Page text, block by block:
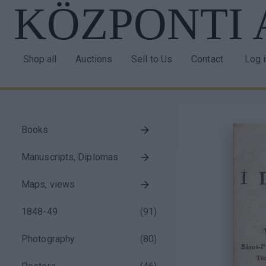
Skip
main
navigation
Shop all Auctions Sell to Us Contact Log
block
Books
Manuscripts, Diplomas
Maps, views
1848-49 (91 )
Photography (80)